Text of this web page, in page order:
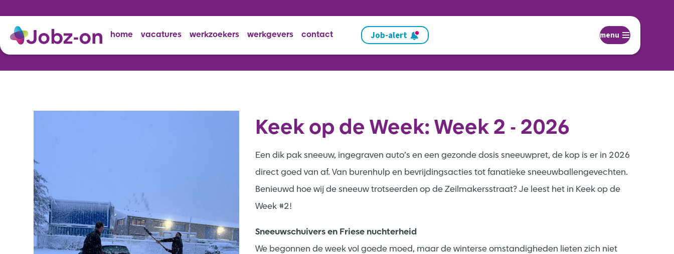
home vacatures werkzoekers werkgevers contact Job-alert menu
Keek op de Week: Week 2 - 2026
Een dik pak sneeuw, ingegraven auto’s en een gezonde dosis sneeuwpret, de kop is er in 2026
direct goed van af. Van burenhulp en bevrijdingsacties tot fanatieke sneeuwballengevechten.
Benieuwd hoe wij de sneeuw trotseerden op de Zeilmakersstraat? Je leest het in Keek op de
Week #2!
Sneeuwschuivers en Friese nuchterheid
We begonnen de week vol goede moed, maar de winterse omstandigheden lieten zich niet